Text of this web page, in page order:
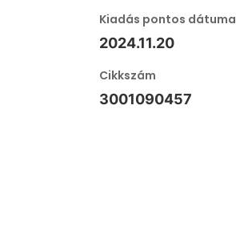
Kiadás pontos dátuma
2024.11.20
Cikkszám
3001090457